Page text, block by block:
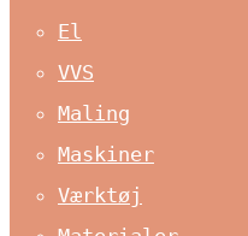
El
VVS
Maling
Maskiner
Værktøj